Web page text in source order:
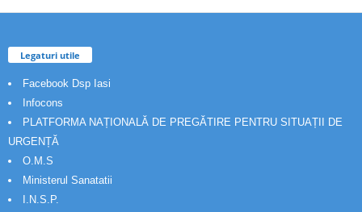
Legaturi utile
Facebook Dsp Iasi
Infocons
PLATFORMA NAȚIONALĂ DE PREGĂTIRE PENTRU SITUAȚII DE
URGENȚĂ
O.M.S
Ministerul Sanatatii
I.N.S.P.